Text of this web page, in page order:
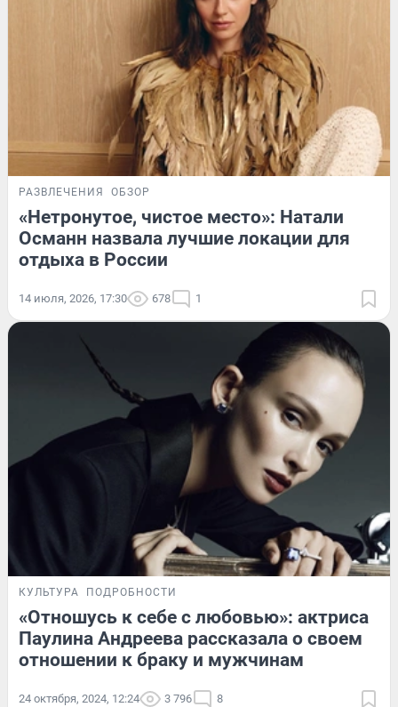
РАЗВЛЕЧЕНИЯ ОБЗОР
«Нетронутое, чистое место»: Натали
Османн назвала лучшие локации для
отдыха в России
14 июля, 2026, 17:30 678 1
КУЛЬТУРА ПОДРОБНОСТИ
«Отношусь к себе с любовью»: актриса
Паулина Андреева рассказала о своем
отношении к браку и мужчинам
24 октября, 2024, 12:24 3 796 8